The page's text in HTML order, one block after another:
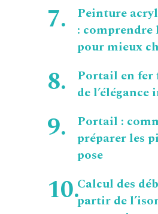
Peinture
: comprendre
pour mieux
Portail en fer
de
Portail :
préparer les
pose
Calcul des
partir de